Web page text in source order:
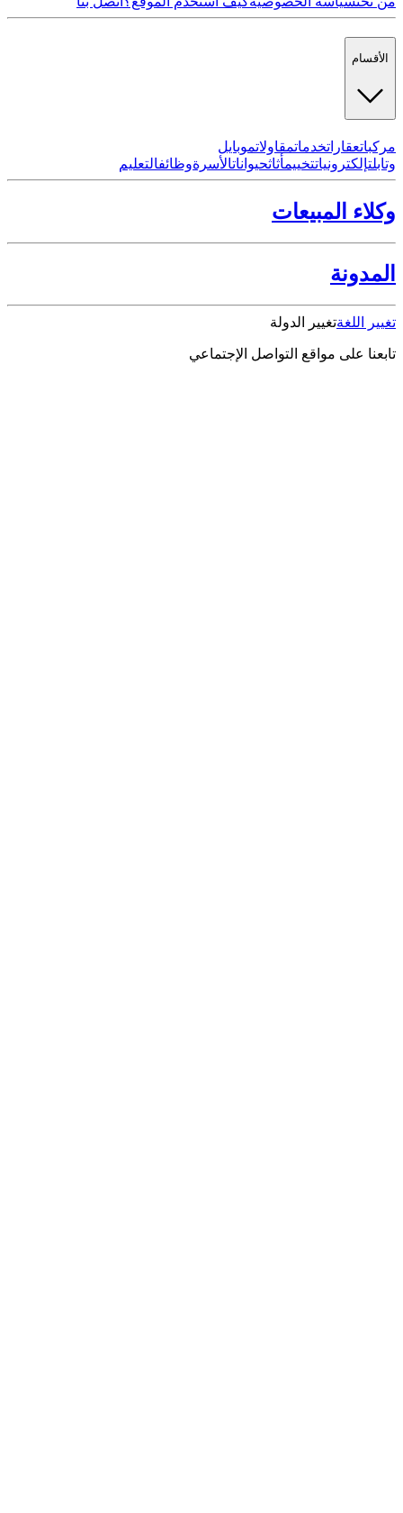
الأقسام
مركباتعقاراتخدماتمقاولاتموبايل
وتابلتإلكترونياتتخييمأثاثحيواناتالأسرةوظائفالتعليم
وكلاء المبيعات
المدونة
تغيير اللغةتغيير الدولة
تابعنا على مواقع التواصل الإجتماعي